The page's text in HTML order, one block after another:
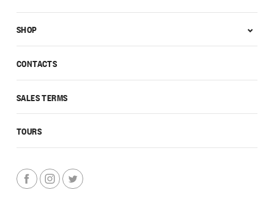
CONTACTS
SALES TERMS
TOURS
SHOP